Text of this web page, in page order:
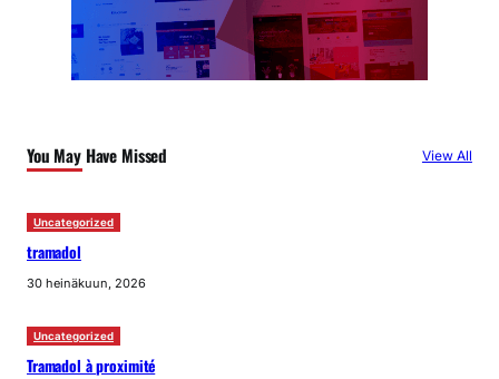
You May Have Missed View All
Uncategorized
tramadol
30 heinäkuun, 2026
Uncategorized
Tramadol à proximité